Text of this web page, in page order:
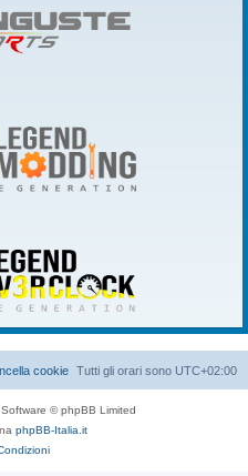
Tutti gli orari sono UTC+02:00
cookie
© phpBB Limited
phpBB-Italia.it